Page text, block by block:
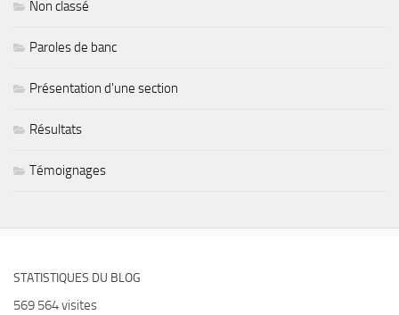
Non classé
Paroles de banc
Présentation d'une section
Résultats
Témoignages
STATISTIQUES DU BLOG
569 564 visites